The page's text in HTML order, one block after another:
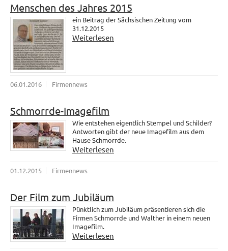
Menschen des Jahres 2015
ein Beitrag der Sächsischen Zeitung vom
31.12.2015
Weiterlesen
06.01.2016 Firmennews
Schmorrde-Imagefilm
Wie entstehen eigentlich Stempel und Schilder?
Antworten gibt der neue Imagefilm aus dem
Hause Schmorrde.
Weiterlesen
01.12.2015 Firmennews
Der Film zum Jubiläum
Pünktlich zum Jubiläum präsentieren sich die
Firmen Schmorrde und Walther in einem neuen
Imagefilm.
Weiterlesen